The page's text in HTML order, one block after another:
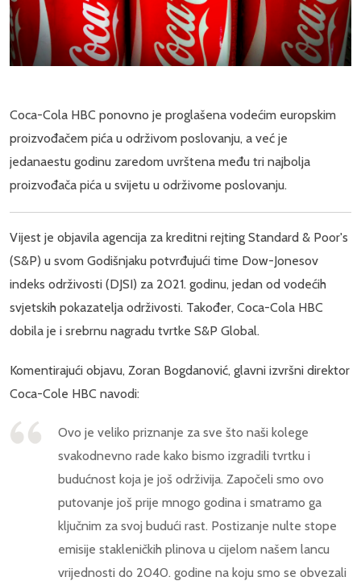
Coca-Cola HBC ponovno je proglašena vodećim europskim
proizvođačem pića u održivom poslovanju, a već je
jedanaestu godinu zaredom uvrštena među tri najbolja
proizvođača pića u svijetu u održivome poslovanju.
Vijest je objavila agencija za kreditni rejting Standard & Poor's
(S&P) u svom Godišnjaku potvrđujući time Dow-Jonesov
indeks održivosti (DJSI) za 2021. godinu, jedan od vodećih
svjetskih pokazatelja održivosti. Također, Coca-Cola HBC
dobila je i srebrnu nagradu tvrtke S&P Global.
Komentirajući objavu, Zoran Bogdanović, glavni izvršni direktor
Coca-Cole HBC navodi:
Ovo je veliko priznanje za sve što naši kolege
svakodnevno rade kako bismo izgradili tvrtku i
budućnost koja je još održivija. Započeli smo ovo
putovanje još prije mnogo godina i smatramo ga
ključnim za svoj budući rast. Postizanje nulte stope
emisije stakleničkih plinova u cijelom našem lancu
vrijednosti do 2040. godine na koju smo se obvezali